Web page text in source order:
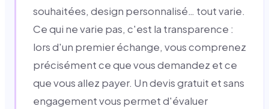
souhaitées, design personnalisé… tout varie.
Ce qui ne varie pas, c'est la transparence :
lors d'un premier échange, vous comprenez
précisément ce que vous demandez et ce
que vous allez payer. Un devis gratuit et sans
engagement vous permet d'évaluer